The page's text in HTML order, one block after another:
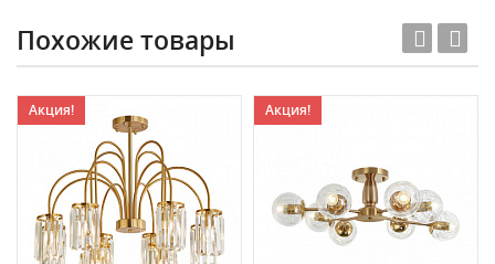
Похожие товары
Акция! Акция!